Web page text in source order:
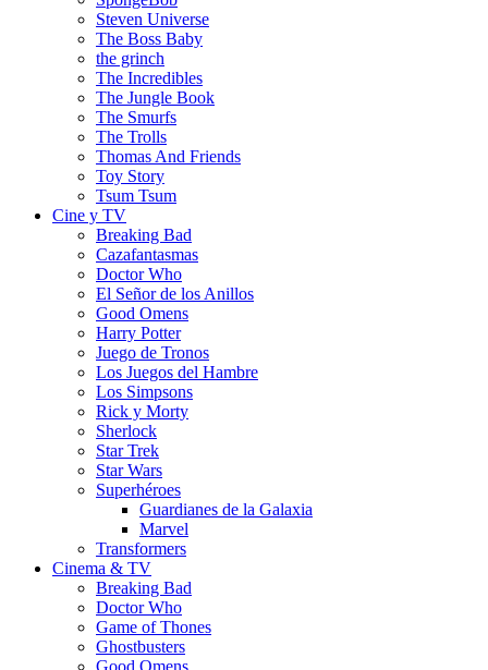
Steven Universe
The Boss Baby
the grinch
The Incredibles
The Jungle Book
The Smurfs
The Trolls
Thomas And Friends
Toy Story
Tsum Tsum
Cine y TV
Breaking Bad
Cazafantasmas
Doctor Who
El Señor de los Anillos
Good Omens
Harry Potter
Juego de Tronos
Los Juegos del Hambre
Los Simpsons
Rick y Morty
Sherlock
Star Trek
Star Wars
Superhéroes
Guardianes de la Galaxia
Marvel
Transformers
Cinema & TV
Breaking Bad
Doctor Who
Game of Thones
Ghostbusters